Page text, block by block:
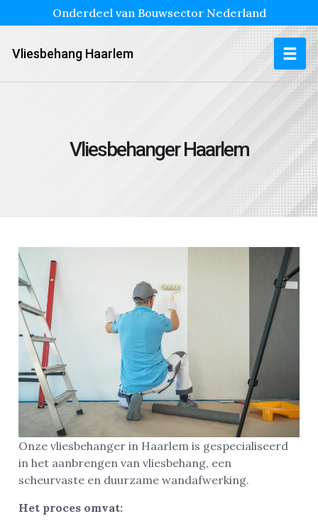
Onderdeel van Bouwsector Nederland
Vliesbehang Haarlem
Vliesbehanger Haarlem
Onze vliesbehanger in Haarlem is gespecialiseerd
in het aanbrengen van vliesbehang, een
scheurvaste en duurzame wandafwerking.
Het proces omvat: